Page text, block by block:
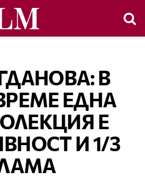
В
ЕДНА
Е
И 1/3